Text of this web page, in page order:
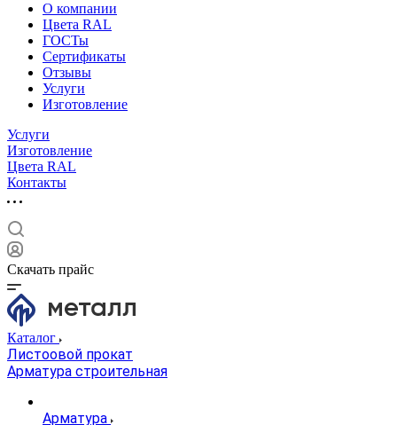
О компании
Цвета RAL
ГОСТы
Сертификаты
Отзывы
Услуги
Изготовление
Услуги
Изготовление
Цвета RAL
Контакты
Скачать прайс
Каталог
Листоовой прокат
Арматура строительная
Арматура